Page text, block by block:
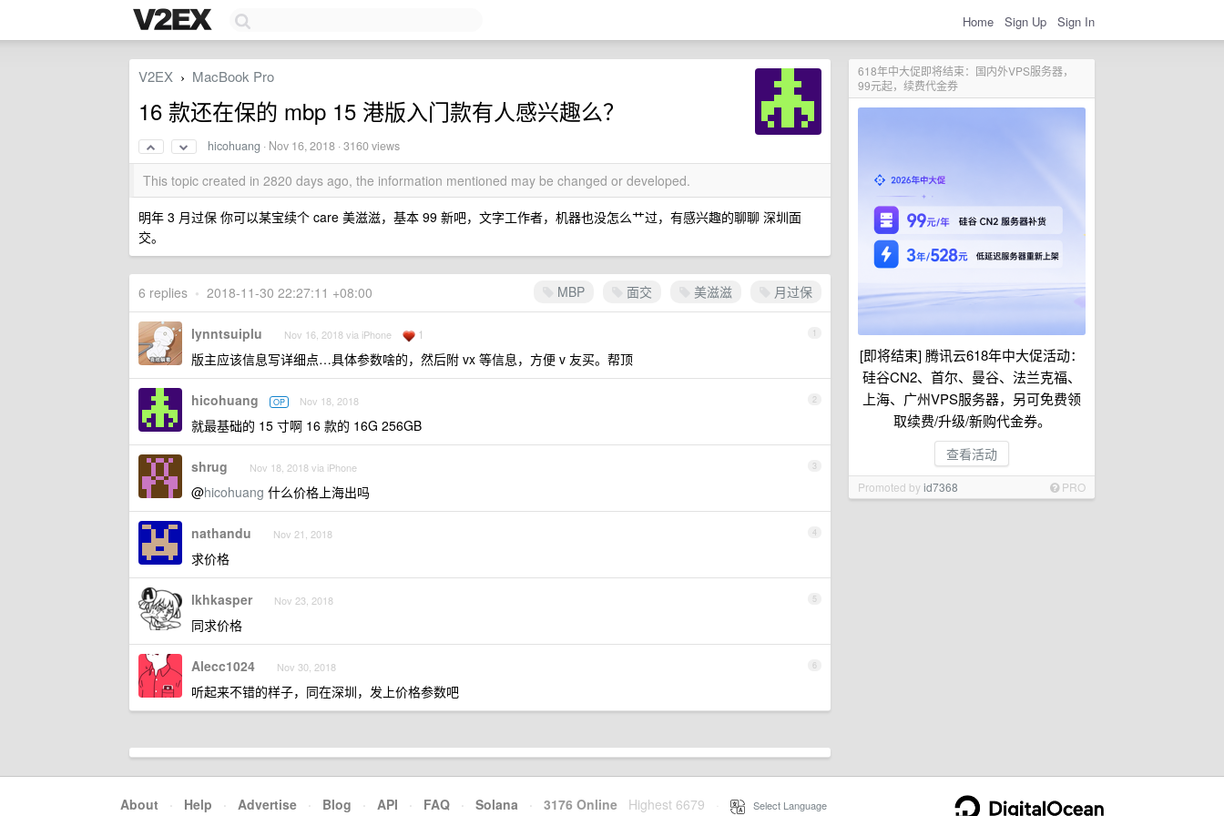
Home Sign Up Sign In
618年中大促即将结束：国内外VPS服务器，
99元起，续费代金券
[即将结束] 腾讯云618年中大促活动：
硅谷CN2、首尔、曼谷、法兰克福、
上海、广州VPS服务器，另可免费领
取续费/升级/新购代金券。
查看活动
Promoted byid7368 PRO
V2EX › MacBook Pro
16 款还在保的 mbp 15 港版入门款有人感兴趣么？
hicohuang · Nov 16, 2018 · 3160 views
This topic created in 2820 days ago, the information mentioned may be changed or developed.
明年 3 月过保 你可以某宝续个 care 美滋滋，基本 99 新吧，文字工作者，机器也没怎么艹过，有感兴趣的聊聊 深圳面
交。
MBP 面交 美滋滋 月过保
6 replies • 2018-11-30 22:27:11 +08:00
1
lynntsuiplu Nov 16, 2018 via iPhone 1
版主应该信息写详细点…具体参数啥的，然后附 vx 等信息，方便 v 友买。帮顶
2
hicohuang OP Nov 18, 2018
就最基础的 15 寸啊 16 款的 16G 256GB
3
shrug Nov 18, 2018 via iPhone
@hicohuang 什么价格上海出吗
4
nathandu Nov 21, 2018
求价格
5
lkhkasper Nov 23, 2018
同求价格
6
Alecc1024 Nov 30, 2018
听起来不错的样子，同在深圳，发上价格参数吧
About · Help · Advertise · Blog · API · FAQ · Solana · 3176 Online Highest 6679 Select Language